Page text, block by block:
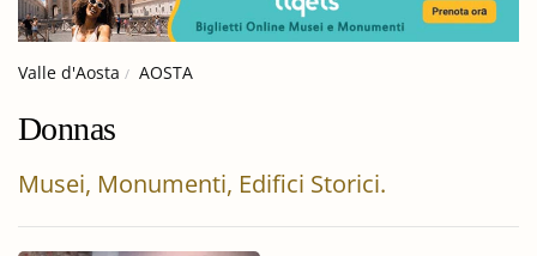
Valle d'Aosta AOSTA
Donnas
Musei, Monumenti, Edifici Storici.